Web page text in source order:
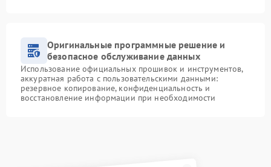
Оригинальные программные решение и
безопасное обслуживание данных
Использование официальных прошивок и инструментов,
аккуратная работа с пользовательскими данными:
резервное копирование, конфиденциальность и
восстановление информации при необходимости